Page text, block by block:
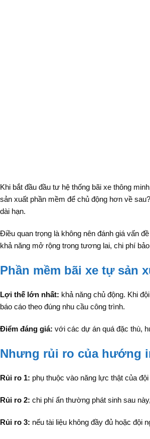
Khi bắt đầu đầu tư hệ thống bãi xe thông
sản xuất phần mềm để chủ động hơn về
dài hạn.
Điều quan trọng là không nên đánh giá vấn
khả năng mở rộng trong tương lai, chi phí
Phần mềm bãi xe tự sản
Lợi thế lớn nhất: khả năng chủ động. Khi
báo cáo theo đúng nhu cầu công trình.
Điểm đáng giá: với các dự án quá đặc thù,
Nhưng rủi ro của hướng
Rủi ro 1: phụ thuộc vào năng lực thật của
Rủi ro 2: chi phí ẩn thường phát sinh sau
Rủi ro 3: nếu tài liệu không đầy đủ hoặc đội